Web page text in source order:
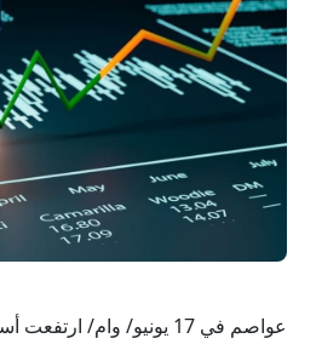
عواصم في 17 يونيو/ وام/